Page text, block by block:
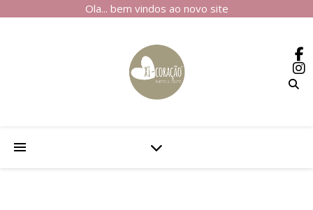
Ola... bem vindos ao novo site